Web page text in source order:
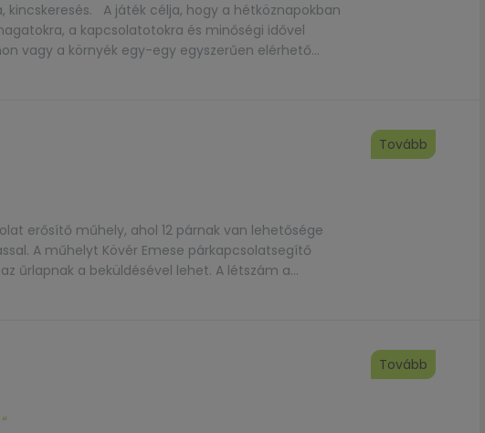
kincskeresés. A játék célja, hogy a hétköznapokban
a kapcsolatotokra és minőségi idővel
vagy a környék egy-egy egyszerűen elérhető
nyeremény pedig annál nagyobb, minél jobban […]
erősítő műhely, ahol 12 párnak van lehetősége
A műhelyt Kövér Emese párkapcsolatsegítő
űrlapnak a beküldésével lehet. A létszám a
A házasságban élő két […]
Tovább
Tovább